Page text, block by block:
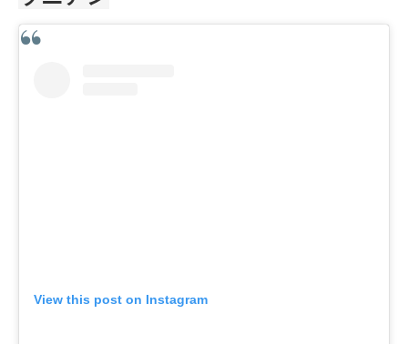
View this post on Instagram